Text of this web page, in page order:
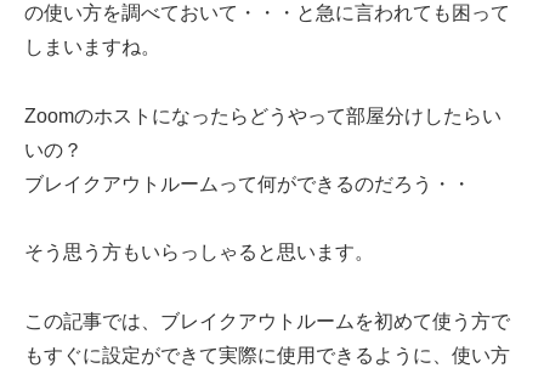
の使い方を調べておいて・・・と急に言われても困って
しまいますね。
Zoomのホストになったらどうやって部屋分けしたらい
いの？
ブレイクアウトルームって何ができるのだろう・・
そう思う方もいらっしゃると思います。
この記事では、ブレイクアウトルームを初めて使う方で
もすぐに設定ができて実際に使用できるように、使い方